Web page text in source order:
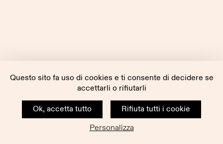
Questo sito fa uso di cookies e ti consente di decidere se
accettarli o rifiutarli
Ok, accetta tutto
Rifiuta tutti i cookie
Personalizza